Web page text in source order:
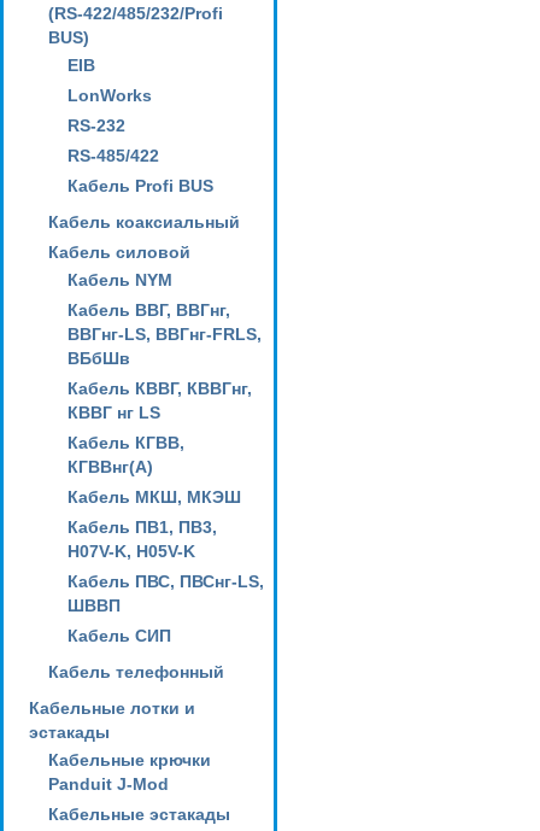
(RS-422/485/232/Profi
BUS)
EIB
LonWorks
RS-232
RS-485/422
Кабель Profi BUS
Кабель коаксиальный
Кабель силовой
Кабель NYM
Кабель ВВГ, ВВГнг,
ВВГнг-LS, ВВГнг-FRLS,
ВБбШв
Кабель КВВГ, КВВГнг,
КВВГ нг LS
Кабель КГВВ,
КГВВнг(А)
Кабель МКШ, МКЭШ
Кабель ПВ1, ПВ3,
H07V-K, H05V-K
Кабель ПВС, ПВСнг-LS,
ШВВП
Кабель СИП
Кабель телефонный
Кабельные лотки и
эстакады
Кабельные крючки
Panduit J-Mod
Кабельные эстакады